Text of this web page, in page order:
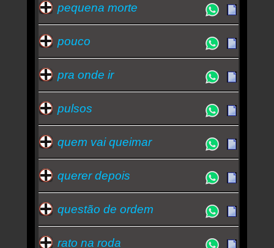
pequena morte
pouco
pra onde ir
pulsos
quem vai queimar
querer depois
questão de ordem
rato na roda